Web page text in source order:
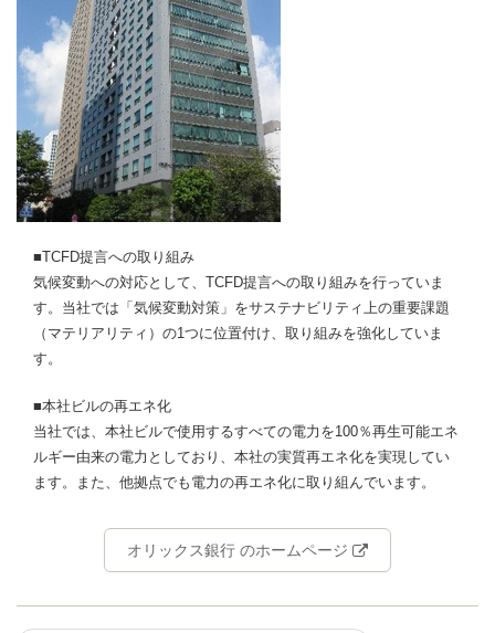
■TCFD提言への取り組み
気候変動への対応として、TCFD提言への取り組みを行っていま
す。当社では「気候変動対策」をサステナビリティ上の重要課題
（マテリアリティ）の1つに位置付け、取り組みを強化していま
す。
■本社ビルの再エネ化
当社では、本社ビルで使用するすべての電力を100％再生可能エネ
ルギー由来の電力としており、本社の実質再エネ化を実現してい
ます。また、他拠点でも電力の再エネ化に取り組んでいます。
オリックス銀行 のホームページ